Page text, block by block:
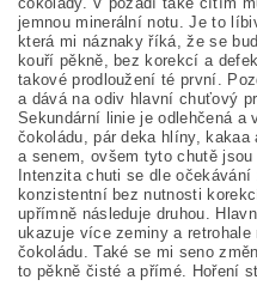
jemnou minerální notu. Je to
která mi náznaky říká, že se
kouří pěkně, bez korekcí a
takové prodloužení té první.
a dává na odiv hlavní chuťový
Sekundární linie je odlehčená a
čokoládu, pár deka hlíny, kakaa
a senem, ovšem tyto chutě
Intenzita chuti se dle
konzistentní bez nutnosti
upřímně následuje druhou.
ukazuje více zeminy a
čokoládu. Také se mi seno
to pěkně čisté a přímé. Hoření